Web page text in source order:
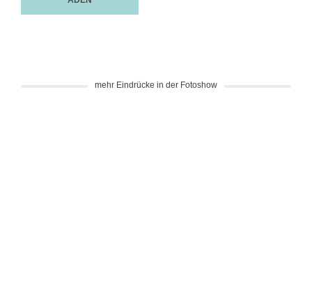
mehr Eindrücke in der Fotoshow